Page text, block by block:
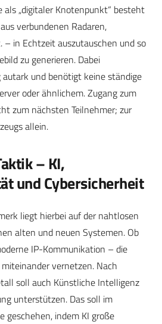
als „digitaler Knotenpunkt“ besteht
verbundenen Radaren,
– in Echtzeit auszutauschen und so
zu generieren. Dabei
und benötigt keine ständige
oder ähnlichem. Zugang zum
zum nächsten Teilnehmer; zur
allein.
– KI,
und Cybersicherheit
liegt hierbei auf der nahtlosen
alten und neuen Systemen. Ob
IP-Kommunikation – die
vernetzen. Nach
soll auch Künstliche Intelligenz
unterstützen. Das soll im
geschehen, indem KI große